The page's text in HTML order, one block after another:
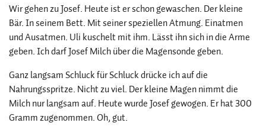
Wir gehen zu Josef. Heute ist er schon gewaschen. Der kleine
Bär. In seinem Bett. Mit seiner speziellen Atmung. Einatmen
und Ausatmen. Uli kuschelt mit ihm. Lässt ihn sich in die Arme
geben. Ich darf Josef Milch über die Magensonde geben.
Ganz langsam Schluck für Schluck drücke ich auf die
Nahrungsspritze. Nicht zu viel. Der kleine Magen nimmt die
Milch nur langsam auf. Heute wurde Josef gewogen. Er hat 300
Gramm zugenommen. Oh, gut.